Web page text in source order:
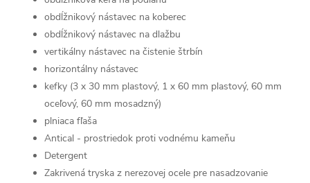
obdĺžnikový nástavec na koberec
obdĺžnikový nástavec na dlažbu
vertikálny nástavec na čistenie štrbín
horizontálny nástavec
kefky (3 x 30 mm plastový, 1 x 60 mm plastový, 60 mm
oceľový, 60 mm mosadzný)
plniaca fľaša
Antical - prostriedok proti vodnému kameňu
Detergent
Zakrivená tryska z nerezovej ocele pre nasadzovanie